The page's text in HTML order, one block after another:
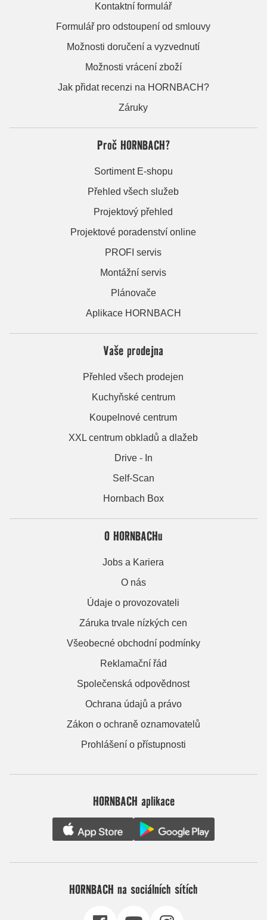
Kontaktní formulář
Formulář pro odstoupení od smlouvy
Možnosti doručení a vyzvednutí
Možnosti vrácení zboží
Jak přidat recenzi na HORNBACH?
Záruky
Proč HORNBACH?
Sortiment E-shopu
Přehled všech služeb
Projektový přehled
Projektové poradenství online
PROFI servis
Montážní servis
Plánovače
Aplikace HORNBACH
Vaše prodejna
Přehled všech prodejen
Kuchyňské centrum
Koupelnové centrum
XXL centrum obkladů a dlažeb
Drive - In
Self-Scan
Hornbach Box
O HORNBACHu
Jobs a Kariera
O nás
Údaje o provozovateli
Záruka trvale nízkých cen
Všeobecné obchodní podmínky
Reklamační řád
Společenská odpovědnost
Ochrana údajů a právo
Zákon o ochraně oznamovatelů
Prohlášení o přístupnosti
HORNBACH aplikace
HORNBACH na sociálních sítích